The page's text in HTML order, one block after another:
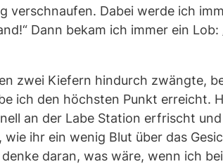
verschnaufen. Dabei werde ich
Dann bekam ich immer ein
zwei Kiefern hindurch zwängte,
ich den höchsten Punkt
an der Labe Station erfrischt
ihr ein wenig Blut über das
daran, was wäre, wenn ich